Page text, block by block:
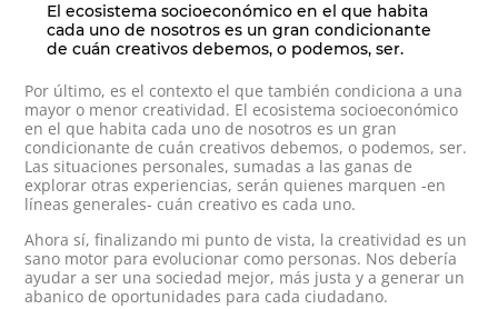
El ecosistema socioeconómico en el que habita
cada uno de nosotros es un gran condicionante
de cuán creativos debemos, o podemos, ser.
Por último, es el contexto el que también condiciona a una
mayor o menor creatividad. El ecosistema socioeconómico
en el que habita cada uno de nosotros es un gran
condicionante de cuán creativos debemos, o podemos, ser.
Las situaciones personales, sumadas a las ganas de
explorar otras experiencias, serán quienes marquen -en
líneas generales- cuán creativo es cada uno.
Ahora sí, finalizando mi punto de vista, la creatividad es un
sano motor para evolucionar como personas. Nos debería
ayudar a ser una sociedad mejor, más justa y a generar un
abanico de oportunidades para cada ciudadano.